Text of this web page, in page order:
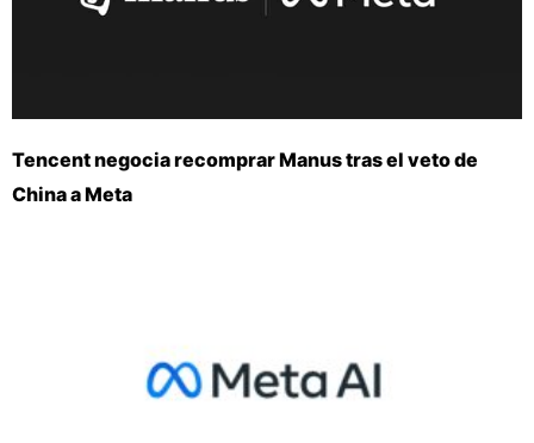
Tencent negocia recomprar Manus tras el veto de
China a Meta